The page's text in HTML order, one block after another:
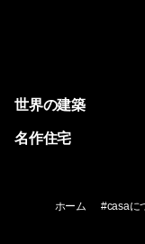
世界の建築
名作住宅
ホーム #casaに